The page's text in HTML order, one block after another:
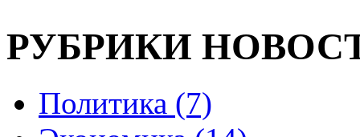
РУБРИКИ
Политика (7)